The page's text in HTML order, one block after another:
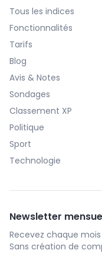
Tous les indices
Fonctionnalités
Tarifs
Blog
Avis & Notes
Sondages
Classement XP
Politique
Sport
Technologie
Newsletter
Recevez chaque
Sans création de